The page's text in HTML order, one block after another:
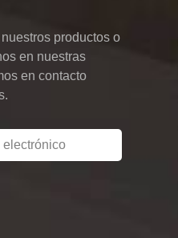
productos o
en nuestras
en contacto